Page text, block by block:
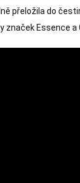
přeložila do
Essence a